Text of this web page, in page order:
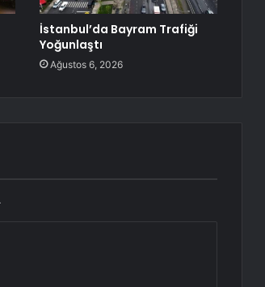
İstanbul’da Bayram Trafiği
Yoğunlaştı
Ağustos 6, 2026